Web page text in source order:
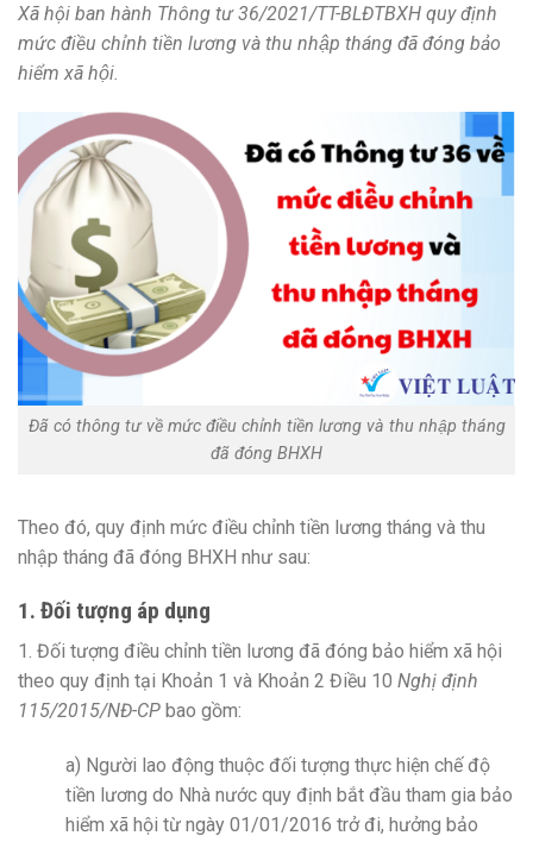
Xã hội ban hành Thông tư 36/2021/TT-BLĐTBXH quy định
mức điều chỉnh tiền lương và thu nhập tháng đã đóng bảo
hiểm xã hội.
Đã có thông tư về mức điều chỉnh tiền lương và thu nhập tháng
đã đóng BHXH
Theo đó, quy định mức điều chỉnh tiền lương tháng và thu
nhập tháng đã đóng BHXH như sau:
1. Đối tượng áp dụng
1. Đối tượng điều chỉnh tiền lương đã đóng bảo hiểm xã hội
theo quy định tại Khoản 1 và Khoản 2 Điều 10 Nghị định
115/2015/NĐ-CP bao gồm:
a) Người lao động thuộc đối tượng thực hiện chế độ
tiền lương do Nhà nước quy định bắt đầu tham gia bảo
hiểm xã hội từ ngày 01/01/2016 trở đi, hưởng bảo